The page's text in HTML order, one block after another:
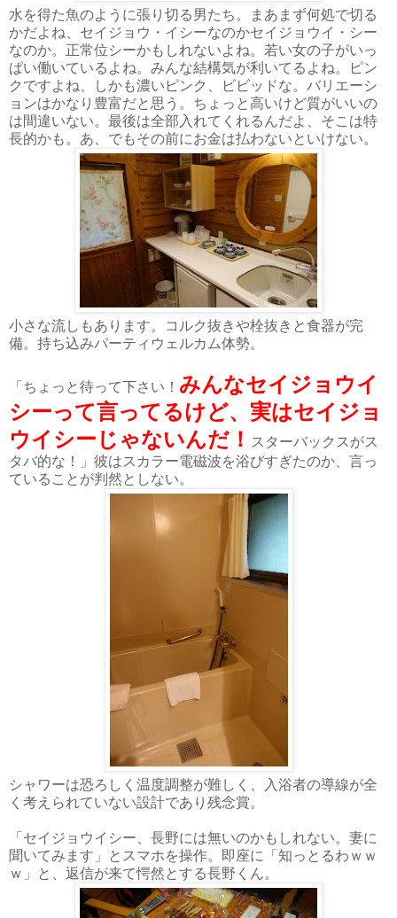
水を得た魚のように張り切る男たち。まあまず何処で切る
かだよね、セイジョウ・イシーなのかセイジョウイ・シー
なのか。正常位シーかもしれないよね。若い女の子がいっ
ぱい働いているよね。みんな結構気が利いてるよね。ピン
クですよね、しかも濃いピンク、ビビッドな。バリエーシ
ョンはかなり豊富だと思う。ちょっと高いけど質がいいの
は間違いない。最後は全部入れてくれるんだよ、そこは特
長的かも。あ、でもその前にお金は払わないといけない。
小さな流しもあります。コルク抜きや栓抜きと食器が完
備。持ち込みパーティウェルカム体勢。
「ちょっと待って下さい！ みんなセイジョウイ
シーって言ってるけど、実はセイジョ
ウイシーじゃないんだ！
スターバックスがス
タバ的な！」彼はスカラー電磁波を浴びすぎたのか、言っ
ていることが判然としない。
シャワーは恐ろしく温度調整が難しく、入浴者の導線が全
く考えられていない設計であり残念賞。
「セイジョウイシー、長野には無いのかもしれない。妻に
聞いてみます」とスマホを操作。即座に「知っとるわｗｗ
ｗ」と、返信が来て愕然とする長野くん。